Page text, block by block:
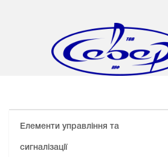
Елементи управління та
сигналізації